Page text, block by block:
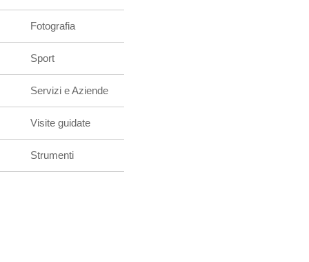
Fotografia
Sport
Servizi e Aziende
Visite guidate
Strumenti